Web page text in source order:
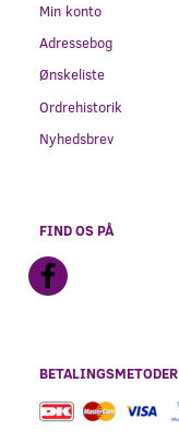
Min konto
Adressebog
Ønskeliste
Ordrehistorik
Nyhedsbrev
FIND OS PÅ
BETALINGSMETODER